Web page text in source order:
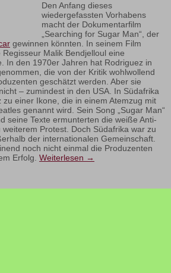
Den Anfang dieses
wiedergefassten Vorhabens
macht der Dokumentarfilm
„Searching for Sugar Man“, der
gewinnen könnten. In seinem Film
Malik Bendjelloul eine
In den 1970er Jahren hat Rodriguez in
die von der Kritik wohlwollend
geschätzt werden. Aber sie
– zumindest in den USA. In Südafrika
zu einer Ikone, die in einem Atemzug mit
genannt wird. Sein Song „Sugar Man“
seine Texte ermunterten die weiße Anti-
Protest. Doch Südafrika war zu
der internationalen Gemeinschaft.
noch nicht einmal die Produzenten
Erfolg. Weiterlesen →